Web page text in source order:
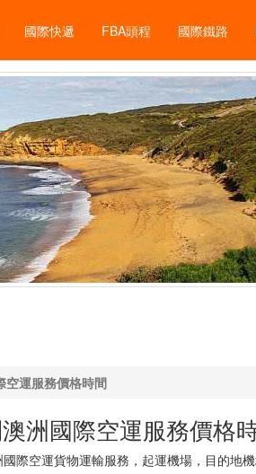
國際快遞 FBA頭程 國際鐵路
空運服務價格時間
洲國際空運服務價格
際空運貨物運輸服務，起運機場，目的地